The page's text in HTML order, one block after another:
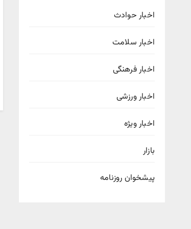
اخبار حوادث
اخبار سلامت
اخبار فرهنگی
اخبار ورزشی
اخبار ویژه
بازار
پیشخوان روزنامه